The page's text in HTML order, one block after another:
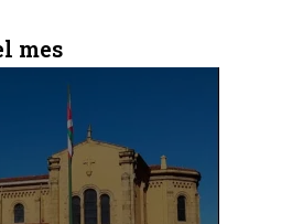
mes